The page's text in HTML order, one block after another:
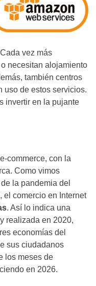
vez más
necesitan alojamiento
también centros
uso de estos servicios.
invertir en la pujante
commerce, con la
Como vimos
la pandemia del
el comercio en Internet
. Así lo indica una
realizada en 2020,
economías del
sus ciudadanos
los meses de
en 2026.